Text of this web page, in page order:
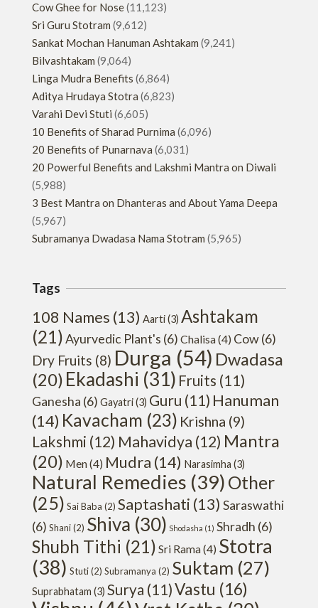
Cow Ghee for Nose(11,123)
Sri Guru Stotram (9,612)
Sankat Mochan Hanuman Ashtakam (9,241)
Bilvashtakam (9,064)
Linga Mudra Benefits (6,864)
Aditya Hrudaya Stotra (6,823)
Varahi Devi Stuti (6,605)
10 Benefits of Sharad Purnima (6,096)
20 Benefits of Punarnava (6,031)
20 Powerful Benefits and Lakshmi Mantra on Diwali
(5,988)
3 Best Mantra on Dhanteras and About Yama Deepa
(5,967)
Subramanya Dwadasa Nama Stotram (5,965)
Tags
108 Names (13) Aarti(3) Ashtakam
(21)Ayurvedic Plant's (6) Chalisa(4) Cow(6)
Dry Fruits (8) Durga (54) Dwadasa
(20) Ekadashi (31) Fruits (11)
Ganesha (6) Gayatri(3) Guru (11) Hanuman
(14) Kavacham (23) Krishna (9)
Lakshmi (12) Mahavidya (12) Mantra
(20) Men(4) Mudra (14) Narasimha (3)
Natural Remedies (39) Other
(25) Sai Baba (2) Saptashati (13) Saraswathi
(6) Shani(2) Shiva (30) Shodasha (1) Shradh (6)
Shubh Tithi (21) Sri Rama(4) Stotra
(38) Stuti(2) Subramanya (2) Suktam (27)
Suprabhatam (3) Surya (11)Vastu (16)